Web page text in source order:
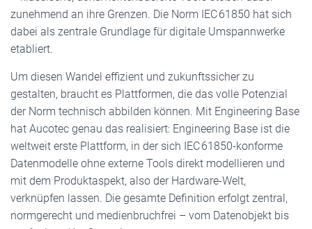
zunehmend an ihre Grenzen. Die Norm IEC 61850 hat sich
dabei als zentrale Grundlage für digitale Umspannwerke
etabliert.
Um diesen Wandel effizient und zukunftssicher zu
gestalten, braucht es Plattformen, die das volle Potenzial
der Norm technisch abbilden können. Mit Engineering Base
hat Aucotec genau das realisiert: Engineering Base ist die
weltweit erste Plattform, in der sich IEC 61850-konforme
Datenmodelle ohne externe Tools direkt modellieren und
mit dem Produktaspekt, also der Hardware-Welt,
verknüpfen lassen. Die gesamte Definition erfolgt zentral,
normgerecht und medienbruchfrei – vom Datenobjekt bis